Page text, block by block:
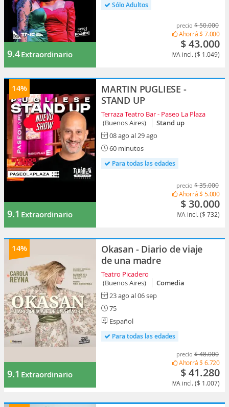
9.4Extraordinario
Sólo Adultos
precio $ 50.000
Ahorrá$ 7.000
$ 43.000
IVA incl. ($ 1.049)
14%
9.1 Extraordinario
MARTIN PUGLIESE -
STAND UP
Terraza Teatro Bar - Paseo La Plaza
(Buenos Aires)
Stand up
08 ago al 29 ago
60 minutos
Para todas las edades
precio $ 35.000
Ahorrá$ 5.000
$ 30.000
IVA incl. ($ 732)
14%
9.1 Extraordinario
Okasan - Diario de viaje
de una madre
Teatro Picadero
(Buenos Aires)
Comedia
23 ago al 06 sep
75
Español
Para todas las edades
precio $ 48.000
Ahorrá$ 6.720
$ 41.280
IVA incl. ($ 1.007)